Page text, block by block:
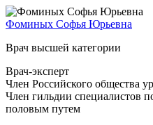
Фоминых Софья Юрьевна
Врач высшей категории
Врач-эксперт
Член Российского общества
Член гильдии специалистов
половым путем